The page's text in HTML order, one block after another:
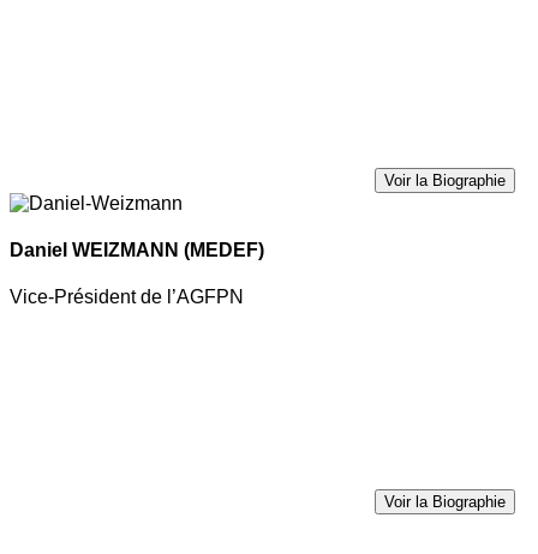
Voir la Biographie
Daniel WEIZMANN (MEDEF)
Vice-Président de l’AGFPN
Voir la Biographie